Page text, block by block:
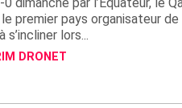
premier pays organisateur de
s’incliner lors...
DRONET